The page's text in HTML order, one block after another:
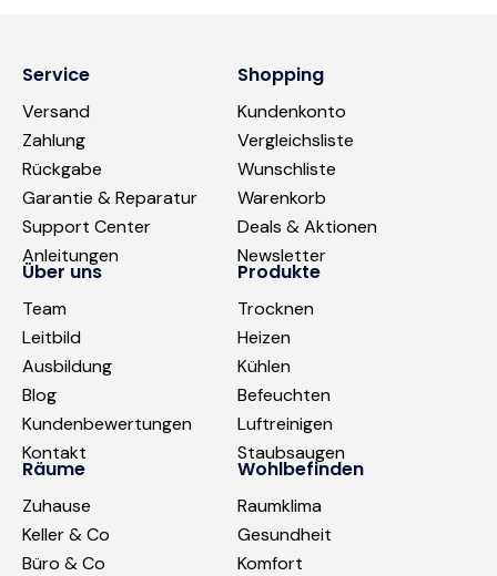
Service
Versand
Zahlung
Rückgabe
Garantie & Reparatur
Support Center
Anleitungen
Shopping
Kundenkonto
Vergleichsliste
Wunschliste
Warenkorb
Deals & Aktionen
Newsletter
Über uns
Team
Leitbild
Ausbildung
Blog
Kundenbewertungen
Kontakt
Produkte
Trocknen
Heizen
Kühlen
Befeuchten
Luftreinigen
Staubsaugen
Räume
Zuhause
Keller & Co
Büro & Co
Wohlbefinden
Raumklima
Gesundheit
Komfort